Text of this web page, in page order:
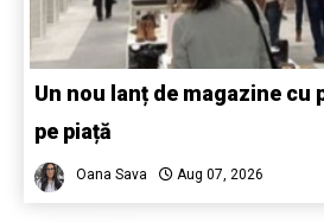
Un nou lanț de magazine
pe piață
Oana Sava Aug 07, 2026